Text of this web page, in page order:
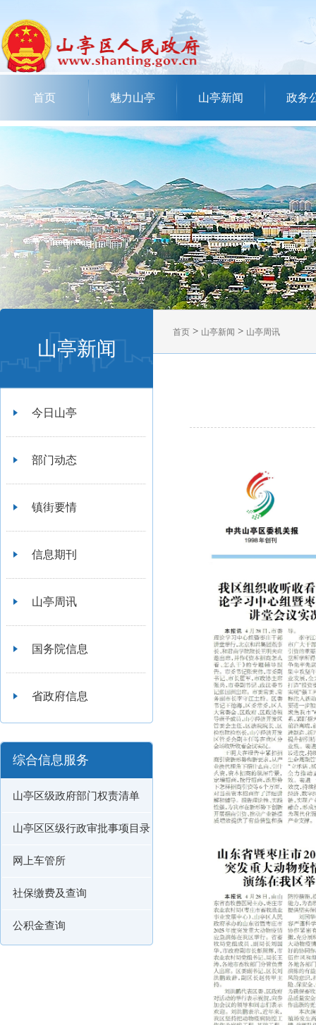
首页 魅力山亭 山亭新闻 政务
山亭新闻
今日山亭
部门动态
镇街要情
信息期刊
山亭周讯
国务院信息
省政府信息
综合信息服务
山亭区级政府部门权责清单
山亭区区级行政审批事项目录
网上车管所
社保缴费及查询
公积金查询
首页 > 山亭新闻 > 山亭周讯